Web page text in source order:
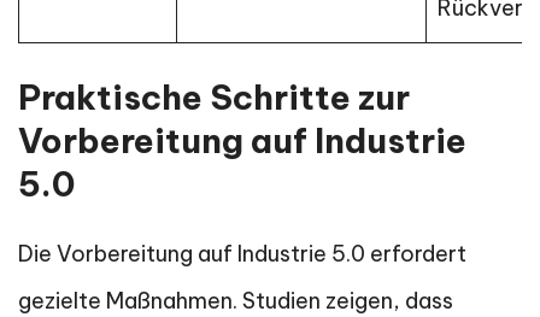
Praktische Schritte zur
Vorbereitung auf Industrie
5.0
Die Vorbereitung auf Industrie 5.0 erfordert
gezielte Maßnahmen. Studien zeigen, dass